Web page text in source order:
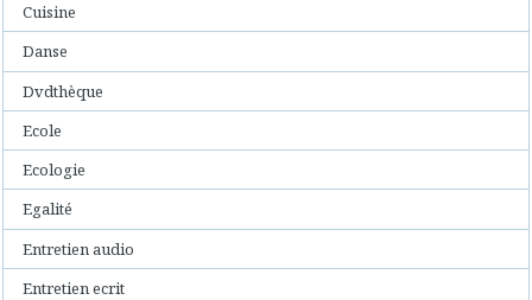
Cuisine
Danse
Dvdthèque
Ecole
Ecologie
Egalité
Entretien audio
Entretien ecrit